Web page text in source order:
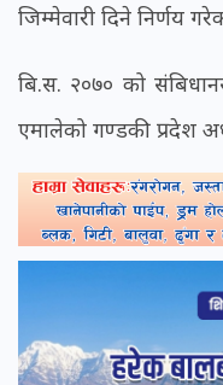
जिम्मेवारी दिने निर्णय
बि.स. २०७० को
एमालेको गण्डकी प्रदेश